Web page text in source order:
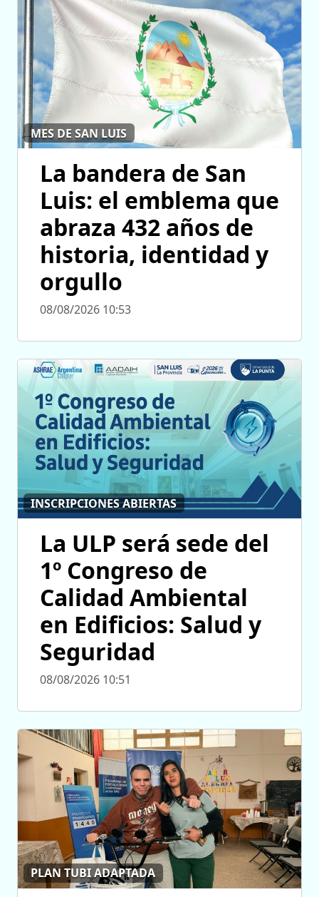
MES DE SAN LUIS
La bandera de San
Luis: el emblema que
abraza 432 años de
historia, identidad y
orgullo
08/08/2026 10:53
INSCRIPCIONES ABIERTAS
La ULP será sede del
1º Congreso de
Calidad Ambiental
en Edificios: Salud y
Seguridad
08/08/2026 10:51
PLAN TUBI ADAPTADA